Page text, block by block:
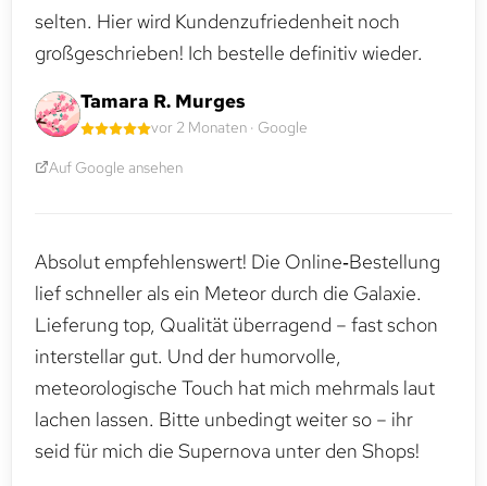
selten. Hier wird Kundenzufriedenheit noch
großgeschrieben! Ich bestelle definitiv wieder.
Tamara R. Murges
vor 2 Monaten · Google
Auf Google ansehen
Absolut empfehlenswert! Die Online‑Bestellung
lief schneller als ein Meteor durch die Galaxie.
Lieferung top, Qualität überragend – fast schon
interstellar gut. Und der humorvolle,
meteorologische Touch hat mich mehrmals laut
lachen lassen. Bitte unbedingt weiter so – ihr
seid für mich die Supernova unter den Shops!